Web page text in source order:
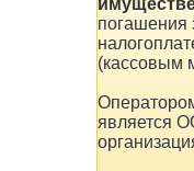
погашения
(кассовым
является